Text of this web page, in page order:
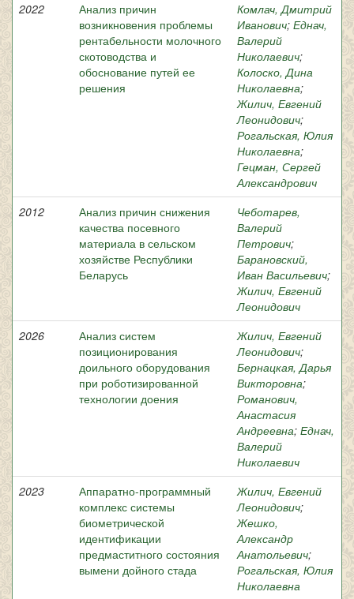
2022
Анализ причин
возникновения проблемы
рентабельности молочного
скотоводства и
обоснование путей ее
решения
Комлач, Дмитрий
Иванович; Еднач,
Валерий
Николаевич;
Колоско, Дина
Николаевна;
Жилич, Евгений
Леонидович;
Рогальская, Юлия
Николаевна;
Гецман, Сергей
Александрович
2012
Анализ причин снижения
качества посевного
материала в сельском
хозяйстве Республики
Беларусь
Чеботарев,
Валерий
Петрович;
Барановский,
Иван Васильевич;
Жилич, Евгений
Леонидович
2026
Анализ систем
позиционирования
доильного оборудования
при роботизированной
технологии доения
Жилич, Евгений
Леонидович;
Бернацкая, Дарья
Викторовна;
Романович,
Анастасия
Андреевна; Еднач,
Валерий
Николаевич
2023
Аппаратно-программный
комплекс системы
биометрической
идентификации
предмаститного состояния
вымени дойного стада
Жилич, Евгений
Леонидович;
Жешко,
Александр
Анатольевич;
Рогальская, Юлия
Николаевна